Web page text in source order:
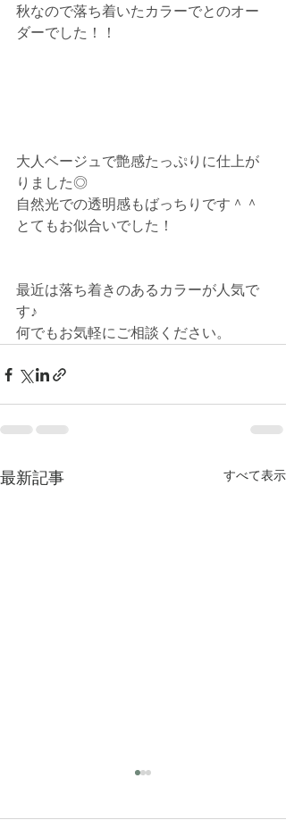
秋なので落ち着いたカラーでとのオー
ダーでした！！
大人ベージュで艶感たっぷりに仕上が
りました◎
自然光での透明感もばっちりです＾＾
とてもお似合いでした！
最近は落ち着きのあるカラーが人気で
す♪
何でもお気軽にご相談ください。
最新記事 すべて表示